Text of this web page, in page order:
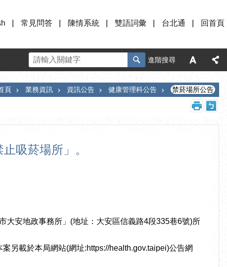
常見問答 陳情系統 雙語詞彙 台北通 回首頁
進階搜尋
頁 業務資訊 資訊公告 健康管理科公告 禁菸場所公告
吸菸場所」。
大安地政事務所」(地址：大安區信義路4段335巷6號)所
另載於本局網站(網址:https://health.gov.taipei)公告網